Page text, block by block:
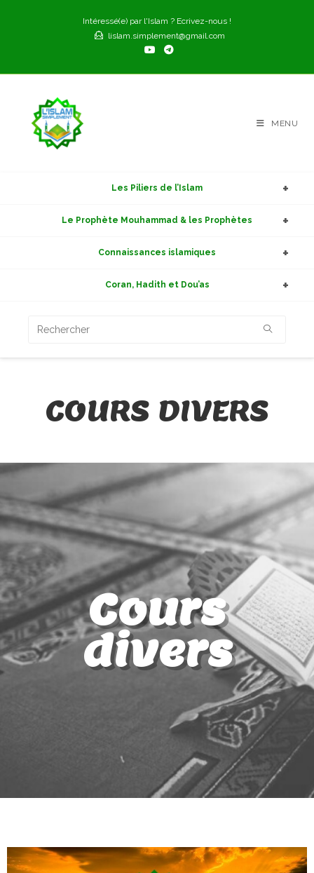
Intéressé(e) par l'Islam ? Ecrivez-nous !
lislam.simplement@gmail.com
MENU
Les Piliers de l’Islam
Le Prophète Mouhammad & les Prophètes
Connaissances islamiques
Coran, Hadith et Dou’as
COURS DIVERS
Cours
divers